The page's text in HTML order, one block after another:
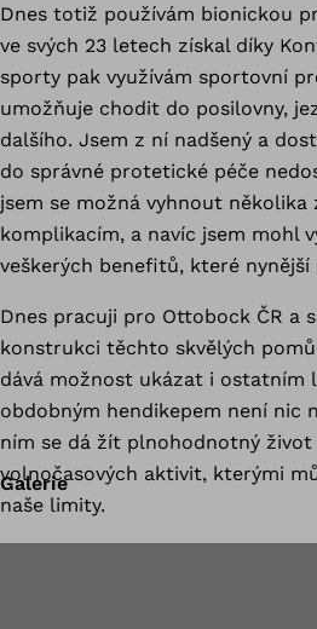
Dnes totiž používám bionickou
ve svých 23 letech získal díky
sporty pak využívám sportovní
umožňuje chodit do posilovny,
dalšího. Jsem z ní nadšený a
do správné protetické péče
jsem se možná vyhnout několika
komplikacím, a navíc jsem mohl
veškerých benefitů, které
Dnes pracuji pro Ottobock ČR a
konstrukci těchto skvělých
dává možnost ukázat i ostatním
obdobným hendikepem není nic
ním se dá žít plnohodnotný život
volnočasových aktivit, kterými
naše limity.
Galerie